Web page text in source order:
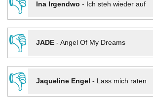
👎
Ina Irgendwo - Ich steh wieder auf
👎
JADE- Angel Of My Dreams
👎
Jaqueline Engel - Lass mich raten